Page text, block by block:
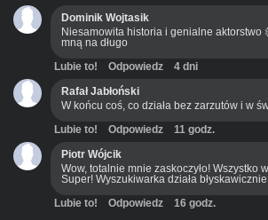
Dominik Wojtasik
Niesamowita historia i genialne aktorstwo
mną na długo
Lubie to! Odpowiedz
4 dni
Rafał Jabłoński
W końcu coś, co działa bez zarzutów i w
Lubie to! Odpowiedz
11 godz.
Piotr Wójcik
Wow, totalnie mnie zaskoczyło! Wszystko
Super! Wyszukiwarka działa
Lubie to! Odpowiedz 16 godz.